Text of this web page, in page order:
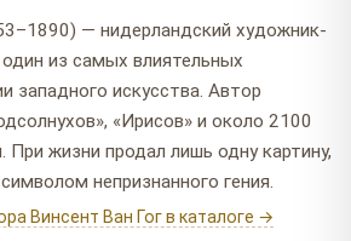
— нидерландский художник-
из самых влиятельных
западного искусства. Автор
«Ирисов» и около 2100
При жизни продал лишь одну картину,
непризнанного гения.
Винсент Ван Гог в каталоге →